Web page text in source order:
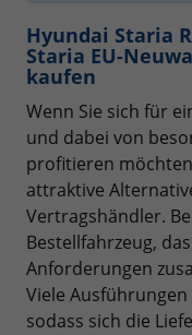
Hyundai Staria
Staria EU-
kaufen
Wenn Sie sich für
und dabei von
profitieren
attraktive
Vertragshändler.
Bestellfahrzeug,
Anforderungen
Viele
sodass sich die